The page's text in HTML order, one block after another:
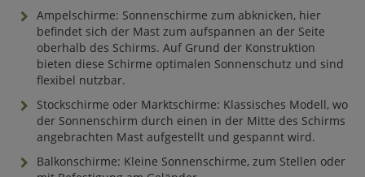
Ampelschirme: Sonnenschirme zum abknicken, hier
befindet sich der Mast zum aufspannen an der Seite
oberhalb des Schirms. Auf Grund der Konstruktion
bieten diese Schirme optimalen Sonnenschutz und sind
flexibel nutzbar.
Stockschirme oder Marktschirme: Klassisches Modell, wo
der Sonnenschirm durch einen in der Mitte des Schirms
angebrachten Mast aufgestellt und gespannt wird.
Balkonschirme: Kleine Sonnenschirme, zum Stellen oder